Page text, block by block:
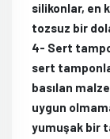
silikonlar, en
tozsuz bir
4- Sert
sert
basılan
uygun
yumuşak bir